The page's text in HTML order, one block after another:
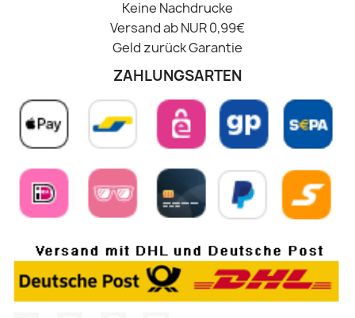
Keine Nachdrucke
Versand ab NUR 0,99€
Geld zurück Garantie
ZAHLUNGSARTEN